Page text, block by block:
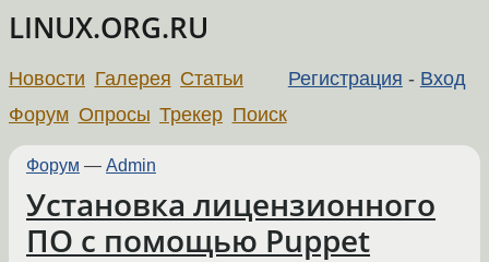
LINUX.ORG.RU
Регистрация - Вход
Новости Галерея Статьи
Форум Опросы Трекер Поиск
Форум — Admin
Установка лицензионного
ПО с помощью Puppet